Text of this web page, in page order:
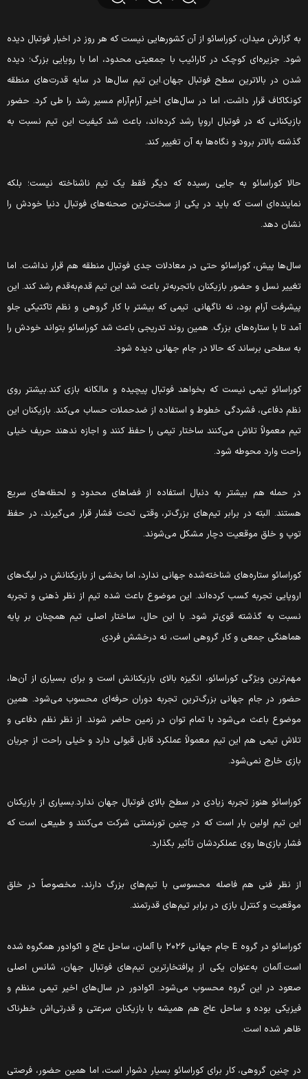
گزارش میدان، کوراسائو از آن کشورهایی نیست که هر روز در اخبار فوتبال دیده
جزیره‌ای کوچک در کارائیب با جمعیتی محدود، اما با رویایی بزرگ؛ دیده
در بالاترین سطح فوتبال جهان.این تیم سال‌ها در سایه قدرت‌های منطقه
قرار داشت، اما در سال‌های اخیر آرام‌آرام مسیر رشد را طی کرد. حضور
که در فوتبال اروپا رشد کرده‌اند، باعث شد کیفیت این تیم نسبت به
بالاتر برود و نگاه‌ها به آن تغییر کند.
کوراسائو به جایی رسیده که دیگر فقط یک تیم ناشناخته نیست؛ بلکه
است که باید در یکی از سخت‌ترین صحنه‌های فوتبال دنیا خودش را
دهد.
پیش، کوراسائو حتی در معادلات جدی فوتبال منطقه هم قرار نداشت. اما
نسل و حضور بازیکنان باتجربه‌تر باعث شد این تیم قدم‌به‌قدم رشد کند. این
آرام بود، نه ناگهانی. تیمی که بیشتر با کار گروهی و نظم تاکتیکی جلو
تا با ستاره‌های بزرگ. همین روند تدریجی باعث شد کوراسائو بتواند خودش را
سطحی برساند که حالا در جام جهانی دیده شود.
تیمی نیست که بخواهد فوتبال پیچیده و مالکانه بازی کند.بیشتر روی
دفاعی، فشردگی خطوط و استفاده از ضدحملات حساب می‌کند. بازیکنان این
معمولاً تلاش می‌کنند ساختار تیمی را حفظ کنند و اجازه ندهند حریف خیلی
وارد محوطه شود.
حمله هم بیشتر به دنبال استفاده از فضاهای محدود و لحظه‌های سریع
البته در برابر تیم‌های بزرگ‌تر، وقتی تحت فشار قرار می‌گیرند، در حفظ
و خلق موقعیت دچار مشکل می‌شوند.
ستاره‌های شناخته‌شده جهانی ندارد، اما بخشی از بازیکنانش در لیگ‌های
تجربه کسب کرده‌اند. این موضوع باعث شده تیم از نظر ذهنی و تجربه
به گذشته قوی‌تر شود. با این حال، ساختار اصلی تیم همچنان بر پایه
جمعی و کار گروهی است، نه درخشش فردی.
ویژگی کوراسائو، انگیزه بالای بازیکنانش است و برای بسیاری از آن‌ها،
در جام جهانی بزرگ‌ترین تجربه دوران حرفه‌ای محسوب می‌شود. همین
باعث می‌شود با تمام توان در زمین حاضر شوند. از نظر نظم دفاعی و
تیمی هم این تیم معمولاً عملکرد قابل قبولی دارد و خیلی راحت از جریان
خارج نمی‌شود.
هنوز تجربه زیادی در سطح بالای فوتبال جهان ندارد.بسیاری از بازیکنان
تیم اولین بار است که در چنین تورنمنتی شرکت می‌کنند و طبیعی است که
بازی‌ها روی عملکردشان تأثیر بگذارد.
نظر فنی هم فاصله محسوسی با تیم‌های بزرگ دارند، مخصوصاً در خلق
و کنترل بازی در برابر تیم‌های قدرتمند.
کوراسائو در گروه E جام جهانی ۲۰۲۶ با آلمان، ساحل عاج و اکوادور همگروه شده
به‌عنوان یکی از پرافتخارترین تیم‌های فوتبال جهان، شانس اصلی
در این گروه محسوب می‌شود. اکوادور در سال‌های اخیر تیمی منظم و
بوده و ساحل عاج هم همیشه با بازیکنان سرعتی و قدرتی‌اش خطرناک
شده است.
چنین گروهی، کار برای کوراسائو بسیار دشوار است، اما همین حضور، فرصتی